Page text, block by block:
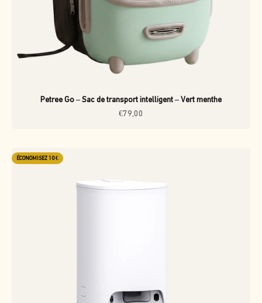
Petree Go – Sac de transport intelligent – Vert menthe
Prix de vente
€79,00
ÉCONOMISEZ 10 €